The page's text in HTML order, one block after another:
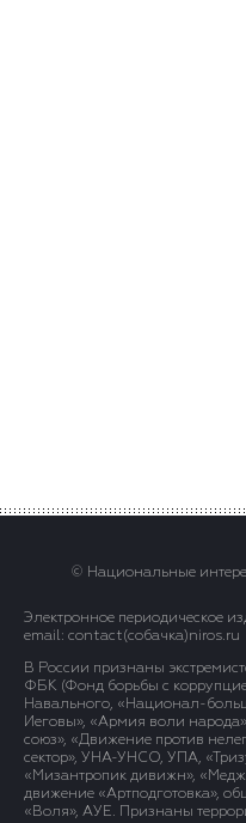
© Национальные
Электронное периодическое
email: contact(сoбaчка)niros.ru
В России признаны
ФБК (Фонд борьбы с
Навального, «Национал-
Иеговы», «Армия воли
союз», «Движение против
сектор», УНА-УНСО, УПА,
«Мизантропик дивижн»,
движение «Артподготовка»,
«Воля», АУЕ. Признаны